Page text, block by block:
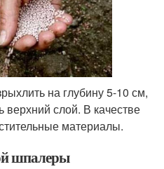
на глубину 5-10 см,
верхний слой. В качестве
материалы.
шпалеры